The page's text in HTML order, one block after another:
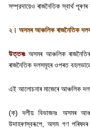
সম্প্রদায়েও ৰাজনৈতিক স্বার্থ পূৰণৰ
২। অসমৰ আঞ্চলিক ৰাজনৈতিক
উত্তৰঃঅসমৰ আঞ্চলিক
ৰাজনৈতিক দলসমূহৰ ওপৰত
এই আলোচনাৰ মাজেৰে আঞ্চলিক
(ক) দলীয় বিভাজনঃ অসমৰ
উদাহৰণস্বৰূপে ,অসম গণ